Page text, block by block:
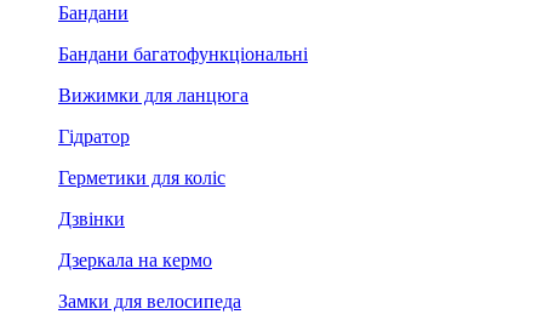
Бандани
Бандани багатофункціональні
Вижимки для ланцюга
Гідратор
Герметики для коліс
Дзвінки
Дзеркала на кермо
Замки для велосипеда